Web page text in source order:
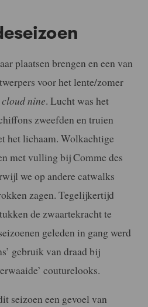
plaatsen brengen en een van
voor het lente/zomer
cloud nine. Lucht was het
zweefden en truien
het lichaam. Wolkachtige
met vulling bij Comme des
we op andere catwalks
zagen. Tegelijkertijd
de zwaartekracht te
geleden in gang werd
gebruik van draad bij
couturelooks.
seizoen een gevoel van